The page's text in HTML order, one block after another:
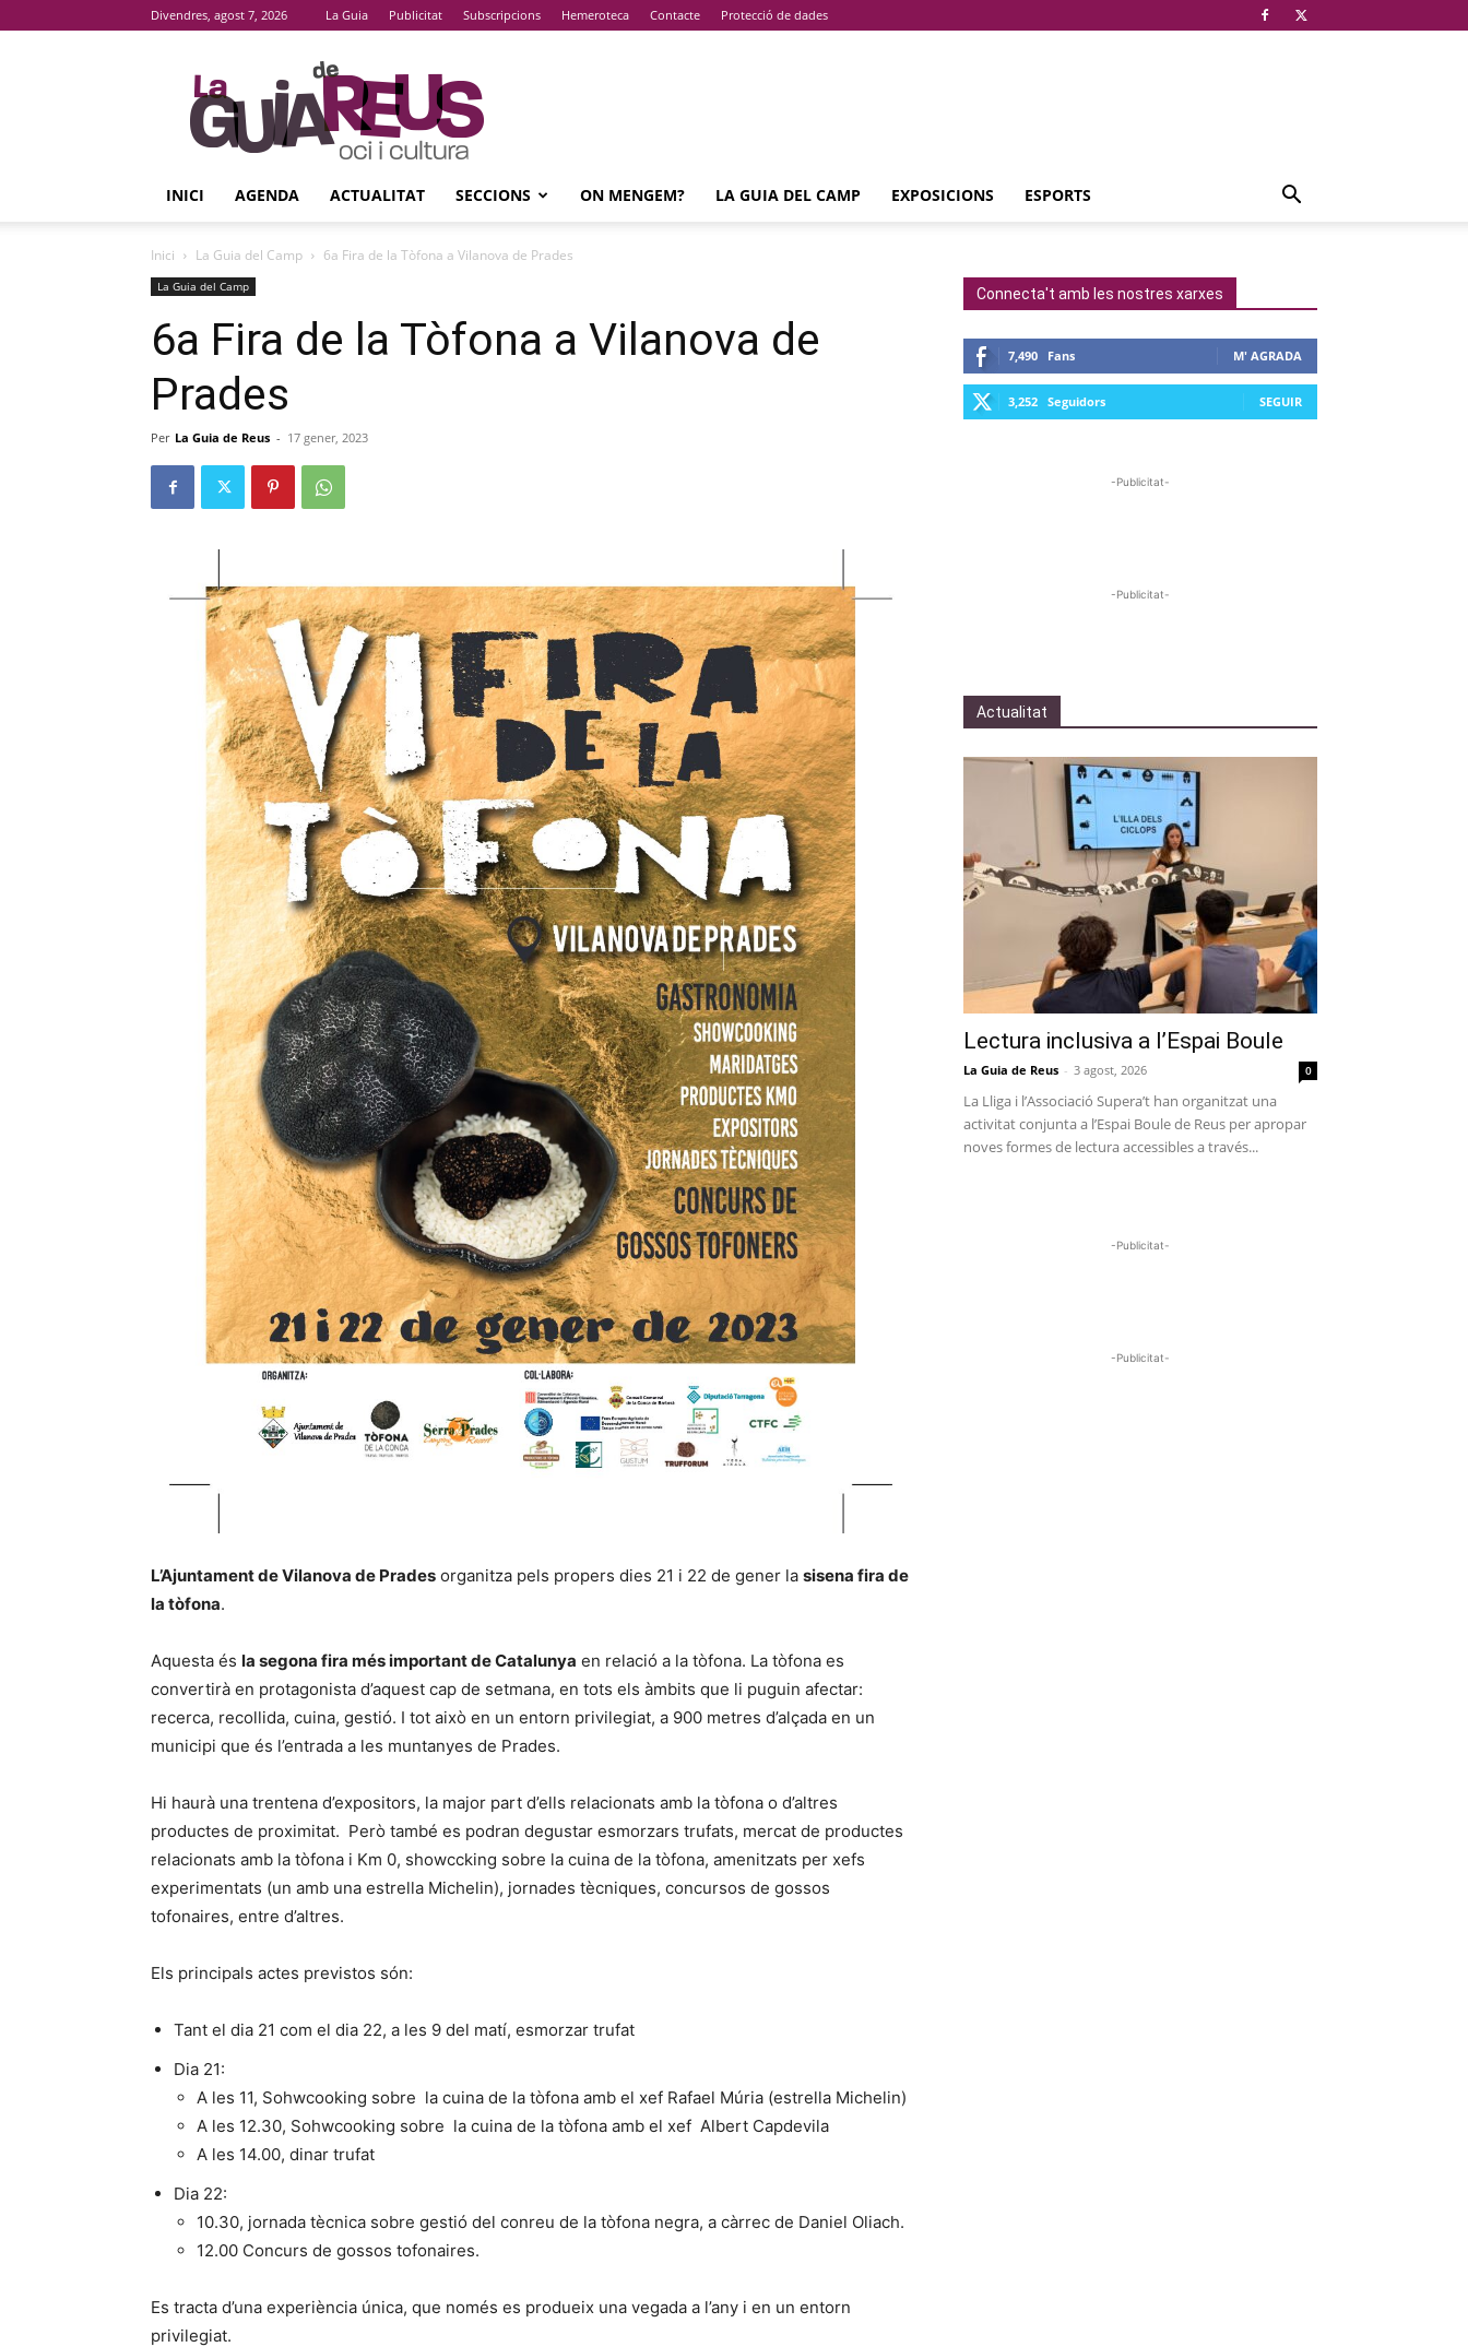
Divendres, agost 7, 2026 La Guia Publicitat Subscripcions Hemeroteca Contacte Protecció de dades
La
Guia
De
Reus
INICI AGENDA ACTUALITAT SECCIONS ON MENGEM? LA GUIA DEL CAMP EXPOSICIONS ESPORTS
Inici La Guia del Camp 6a Fira de la Tòfona a Vilanova de Prades
La Guia del Camp
6a Fira de la Tòfona a Vilanova de
Prades
Per La Guia de Reus - 17 gener, 2023
L’Ajuntament de Vilanova de Prades organitza pels propers dies 21 i 22 de gener la sisena fira de
la tòfona.
Aquesta és la segona fira més important de Catalunya en relació a la tòfona. La tòfona es
convertirà en protagonista d’aquest cap de setmana, en tots els àmbits que li puguin afectar:
recerca, recollida, cuina, gestió. I tot això en un entorn privilegiat, a 900 metres d’alçada en un
municipi que és l’entrada a les muntanyes de Prades.
Hi haurà una trentena d’expositors, la major part d’ells relacionats amb la tòfona o d’altres
productes de proximitat. Però també es podran degustar esmorzars trufats, mercat de productes
relacionats amb la tòfona i Km 0, showccking sobre la cuina de la tòfona, amenitzats per xefs
experimentats (un amb una estrella Michelin), jornades tècniques, concursos de gossos
tofonaires, entre d’altres.
Els principals actes previstos són:
Tant el dia 21 com el dia 22, a les 9 del matí, esmorzar trufat
Dia 21:
A les 11, Sohwcooking sobre la cuina de la tòfona amb el xef Rafael Múria (estrella Michelin)
A les 12.30, Sohwcooking sobre la cuina de la tòfona amb el xef Albert Capdevila
A les 14.00, dinar trufat
Dia 22:
10.30, jornada tècnica sobre gestió del conreu de la tòfona negra, a càrrec de Daniel Oliach.
12.00 Concurs de gossos tofonaires.
Es tracta d’una experiència única, que només es produeix una vegada a l’any i en un entorn
privilegiat.
Connecta't amb les nostres xarxes
7,490 Fans M' AGRADA
3,252 Seguidors SEGUIR
-Publicitat-
-Publicitat-
Actualitat
Lectura inclusiva a l’Espai Boule
La Guia de Reus - 3 agost, 2026 0
La Lliga i l’Associació Supera’t han organitzat una
activitat conjunta a l’Espai Boule de Reus per apropar
noves formes de lectura accessibles a través...
-Publicitat-
-Publicitat-